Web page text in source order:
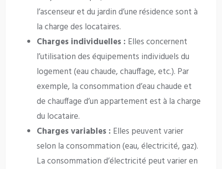
l’ascenseur et du jardin d’une résidence sont à
la charge des locataires.
Charges individuelles : Elles concernent
l’utilisation des équipements individuels du
logement (eau chaude, chauffage, etc.). Par
exemple, la consommation d’eau chaude et
de chauffage d’un appartement est à la charge
du locataire.
Charges variables : Elles peuvent varier
selon la consommation (eau, électricité, gaz).
La consommation d’électricité peut varier en